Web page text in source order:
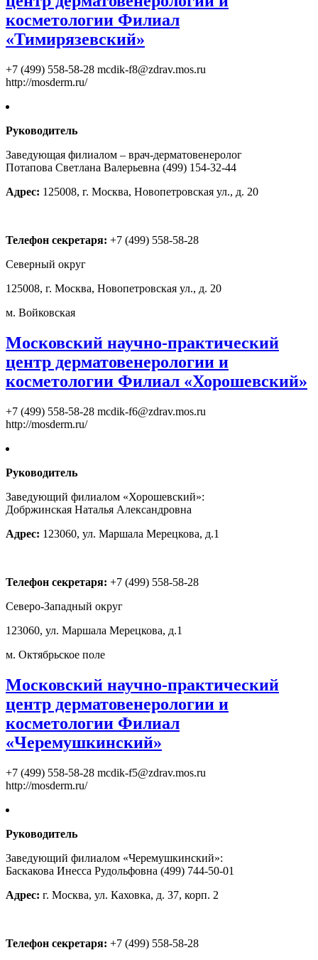
косметологии Филиал
«Тимирязевский»
+7 (499) 558-58-28 mcdik-f8@zdrav.mos.ru
http://mosderm.ru/
Руководитель
Заведующая филиалом – врач-дерматовенеролог
Потапова Светлана Валерьевна (499) 154-32-44
Адрес: 125008, г. Москва, Новопетровская ул., д. 20
Телефон секретаря: +7 (499) 558-58-28
Северный округ
125008, г. Москва, Новопетровская ул., д. 20
м. Войковская
Московский научно-практический
центр дерматовенерологии и
косметологии Филиал «Хорошевский»
+7 (499) 558-58-28 mcdik-f6@zdrav.mos.ru
http://mosderm.ru/
Руководитель
Заведующий филиалом «Хорошевский»:
Добржинская Наталья Александровна
Адрес: 123060, ул. Маршала Мерецкова, д.1
Телефон секретаря: +7 (499) 558-58-28
Северо-Западный округ
123060, ул. Маршала Мерецкова, д.1
м. Октябрьское поле
Московский научно-практический
центр дерматовенерологии и
косметологии Филиал
«Черемушкинский»
+7 (499) 558-58-28 mcdik-f5@zdrav.mos.ru
http://mosderm.ru/
Руководитель
Заведующий филиалом «Черемушкинский»:
Баскакова Инесса Рудольфовна (499) 744-50-01
Адрес: г. Москва, ул. Каховка, д. 37, корп. 2
Телефон секретаря: +7 (499) 558-58-28